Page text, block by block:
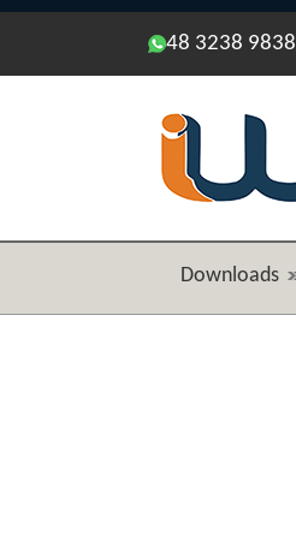
48 3238 9838
Downloads